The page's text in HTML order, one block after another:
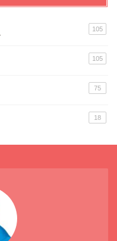
105
105
75
18